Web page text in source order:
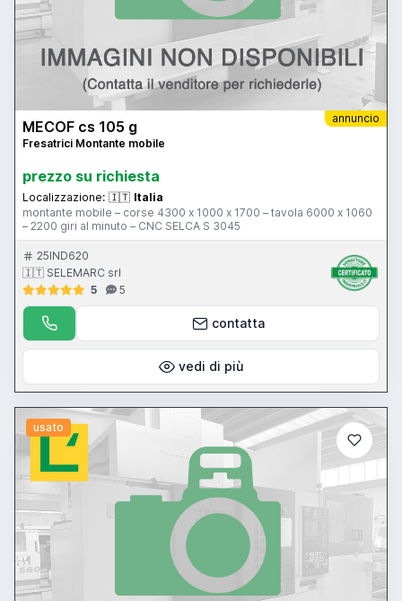
annuncio
MECOF cs 105 g
Fresatrici Montante mobile
prezzo su richiesta
Localizzazione: 🇮🇹 Italia
montante mobile – corse 4300 x 1000 x 1700 – tavola 6000 x 1060
– 2200 giri al minuto – CNC SELCA S 3045
25IND620
🇮🇹 SELEMARC srl
5
5
contatta
vedi di più
usato